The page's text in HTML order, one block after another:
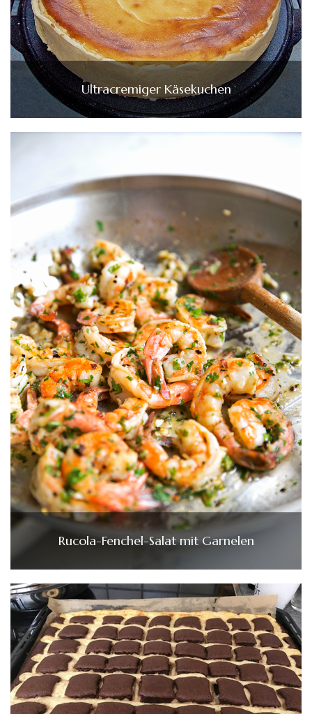
Ultracremiger Käsekuchen
Rucola-Fenchel-Salat mit Garnelen